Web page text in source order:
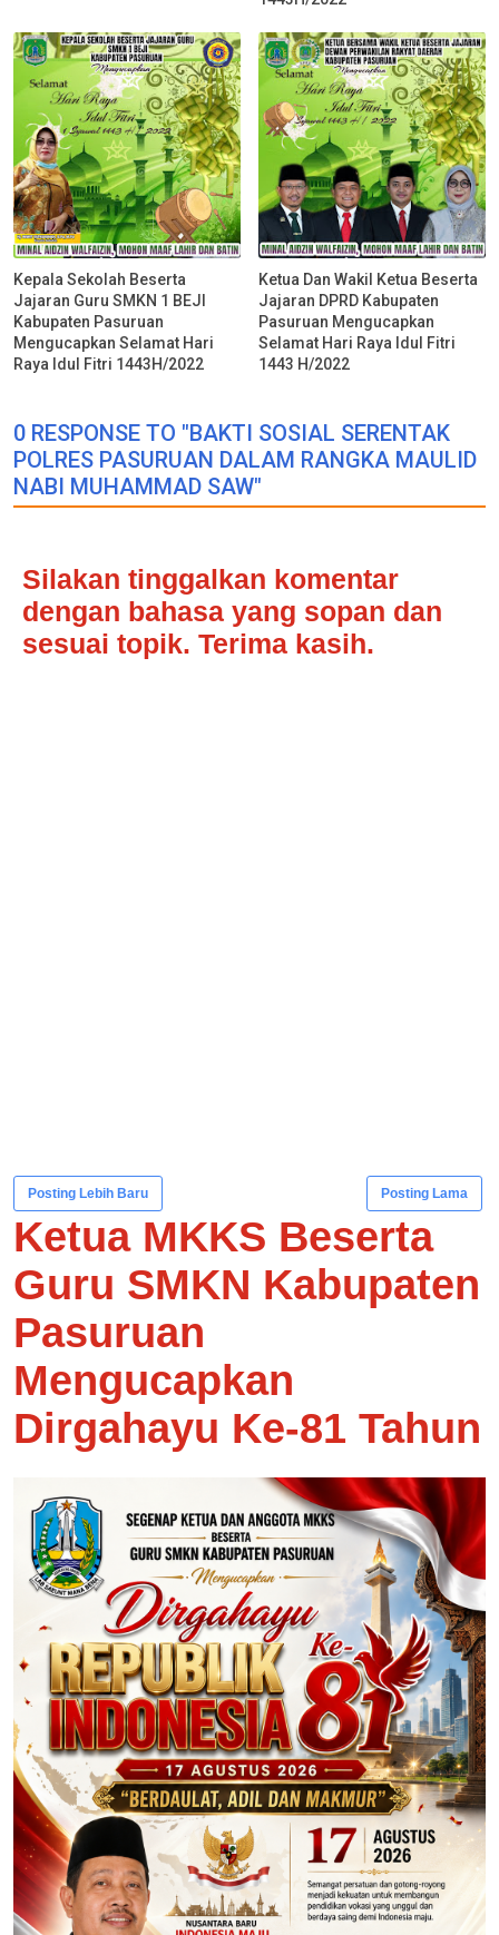
Kepala Sekolah Beserta
Jajaran Guru SMKN 1 BEJI
Kabupaten Pasuruan
Mengucapkan Selamat Hari
Raya Idul Fitri 1443H/2022
Ketua Dan Wakil Ketua Beserta
Jajaran DPRD Kabupaten
Pasuruan Mengucapkan
Selamat Hari Raya Idul Fitri
1443 H/2022
0 RESPONSE TO "BAKTI SOSIAL SERENTAK
POLRES PASURUAN DALAM RANGKA MAULID
NABI MUHAMMAD SAW"
Silakan tinggalkan komentar
dengan bahasa yang sopan dan
sesuai topik. Terima kasih.
Posting Lebih Baru Posting Lama
Ketua MKKS Beserta
Guru SMKN Kabupaten
Pasuruan
Mengucapkan
Dirgahayu Ke-81 Tahun